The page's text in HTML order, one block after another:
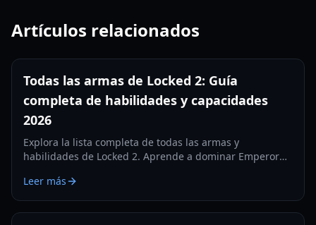
Artículos relacionados
Todas las armas de Locked 2: Guía
completa de habilidades y capacidades
2026
Explora la lista completa de todas las armas y
habilidades de Locked 2. Aprende a dominar Emperor
guía integral de 2026.
Leer más